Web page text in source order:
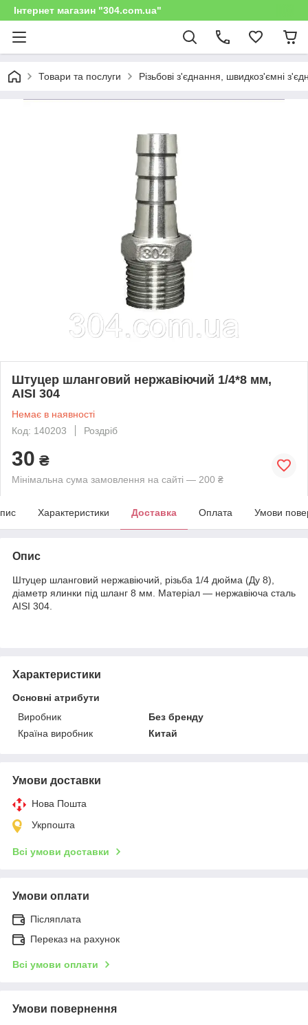
Інтернет магазин "304.com.ua"
Товари та послуги Різьбові з'єднання, швидкоз'ємні
Штуцер шланговий нержавіючий 1/4*8 мм,
AISI 304
Немає в наявності
Код: 140203
Роздріб
30 ₴
Мінімальна сума замовлення на сайті — 200 ₴
Характеристики Доставка Оплата Умови
Опис
Штуцер шланговий нержавіючий, різьба 1/4 дюйма (Ду 8),
діаметр ялинки під шланг 8 мм. Матеріал — нержавіюча сталь
AISI 304.
Характеристики
Основні атрибути
Виробник
Без бренду
Країна виробник
Китай
Умови доставки
Нова Пошта
Укрпошта
Всі умови доставки
Умови оплати
Післяплата
Переказ на рахунок
Всі умови оплати
Умови повернення